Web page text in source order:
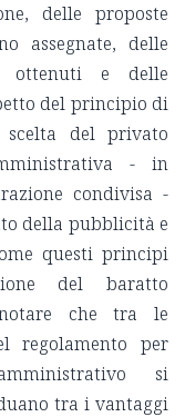
delle proposte
assegnate, delle
ottenuti e delle
del principio di
del privato
- in
condivisa -
della pubblicità e
questi principi
del baratto
notare che tra le
regolamento per
si
tra i vantaggi